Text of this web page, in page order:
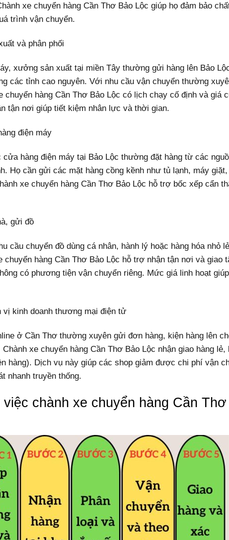
xe chuyển hàng Cần Thơ Bảo Lộc giúp họ đảm bảo
trình vận chuyển.
và phân phối
xưởng sản xuất tại miền Tây thường gửi hàng lên Bảo
các tỉnh cao nguyên. Với nhu cầu vận chuyển thường
chuyển hàng Cần Thơ Bảo Lộc có lịch chạy cố định và giá
tận nơi giúp tiết kiệm nhân lực và thời gian.
điện máy
cửa hàng điện máy tại Bảo Lộc thường đặt hàng từ các
Họ cần gửi các mặt hàng cồng kềnh như tủ lạnh, máy
xe chuyển hàng Cần Thơ Bảo Lộc hỗ trợ bốc xếp cẩn
gửi đồ
cầu chuyển đồ dùng cá nhân, hành lý hoặc hàng hóa nhỏ
chuyển hàng Cần Thơ Bảo Lộc hỗ trợ nhận tận nơi và giao
có phương tiện vận chuyển riêng. Mức giá linh hoạt
vị kinh doanh thương mại điện tử
ở Cần Thơ thường xuyên gửi đơn hàng, kiện hàng lên
xe chuyển hàng Cần Thơ Bảo Lộc nhận giao hàng lẻ,
hàng). Dịch vụ này giúp các shop giảm được chi phí vận
nhanh truyền thống.
chành xe chuyển hàng Cần